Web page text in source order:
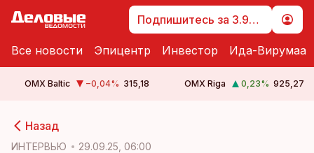
Подпишитесь за 3.99 €
Все новости Эпицентр Инвестор Ида-Вирумаа
OMX Baltic −0,04% 315,18 OMX Riga 0,23% 925,27
Назад
ИНТЕРВЬЮ 29.09.25, 06:00